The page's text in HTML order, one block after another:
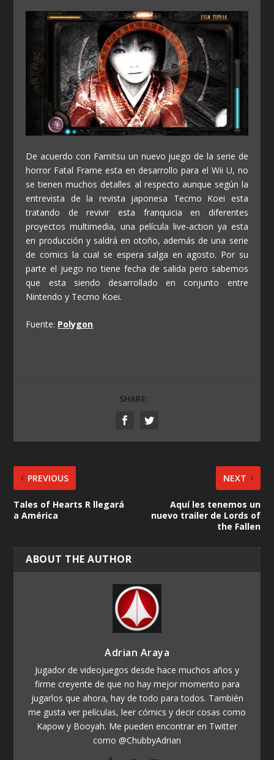
De acuerdo con Famitsu un nuevo juego de la serie de
horror Fatal Frame esta en desarrollo para el Wii U, no
se tienen muchos detalles al respecto aunque según la
entrevista de la revista japonesa Tecmo Koei esta
tratando de revivir esta franquicia en diferentes
proyectos multimedia, una película live-action ya esta
en producción y saldrá en otoño, además de una serie
de comics la cual se espera salga en agosto. Por su
parte el juego no tiene fecha de salida pero sabemos
que esta siendo desarrollado en conjunto entre
Nintendo y Tecmo Koei.
Fuente: Polygon
SHARE:
PREVIOUS
Tales of Hearts R llegará
a América
NEXT
Aquí les tenemos un
nuevo trailer de Lords of
the Fallen
ABOUT THE AUTHOR
Adrian Araya
Jugador de videojuegos desde hace muchos años y
firme creyente de que no hay mejor momento para
jugarlos que ahora, hay de todo para todos. También
me gusta ver películas, leer cómics y decir cosas como
Kapow y Booyah. Me pueden encontrar en Twitter
como @ChubbyAdrian